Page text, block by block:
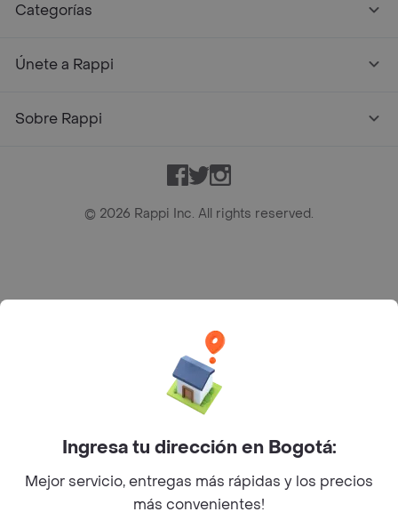
Categorías
Únete a Rappi
Sobre Rappi
Facebook
TwitterInstagram
© 2026 Rappi Inc. All rights reserved.
Bogotá D.C. --- notificacionesrappi@rappi.com
Ingresa tu dirección en Bogotá:
Mejor servicio, entregas más rápidas y los precios
más convenientes!